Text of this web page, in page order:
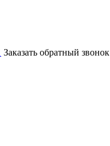
Заказать обратный звонок